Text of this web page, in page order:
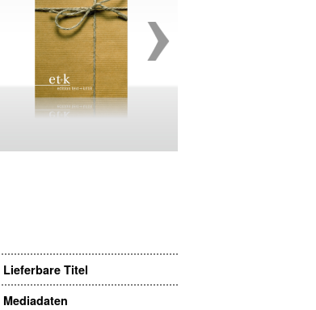
Lieferbare Titel
Mediadaten